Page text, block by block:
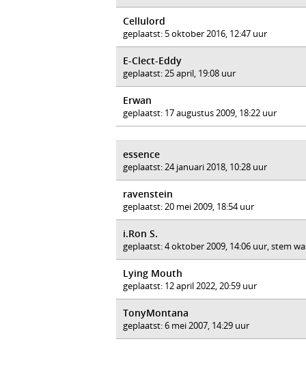
Cellulord
geplaatst: 5 oktober 2016, 12:47 uur
E-Clect-Eddy
geplaatst: 25 april, 19:08 uur
Erwan
geplaatst: 17 augustus 2009, 18:22 uur
essence
geplaatst: 24 januari 2018, 10:28 uur
ravenstein
geplaatst: 20 mei 2009, 18:54 uur
i.Ron S.
geplaatst: 4 oktober 2009, 14:06 uur, stem
Lying Mouth
geplaatst: 12 april 2022, 20:59 uur
TonyMontana
geplaatst: 6 mei 2007, 14:29 uur